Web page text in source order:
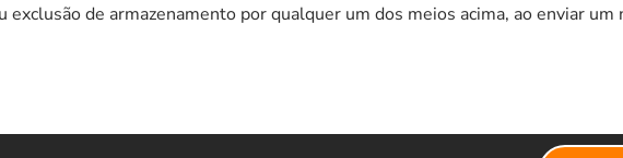
de armazenamento por qualquer um dos meios acima, ao enviar um